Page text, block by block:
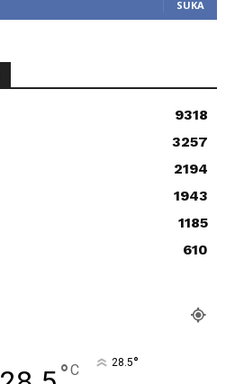
SUKA
9318
3257
2194
1943
1185
610
°C 28.5°